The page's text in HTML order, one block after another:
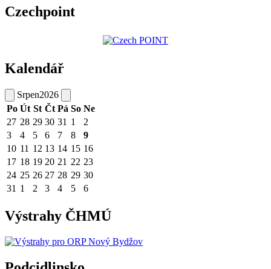
Czechpoint
Kalendář
Srpen2026
Po Út St Čt Pá So Ne
27 28 29 30 31 1
2
3
4 5 6 7 8
9
10 11 12 13 14 15 16
17 18 19 20 21 22 23
24 25 26 27 28 29 30
31 1 2 3 4 5 6
Výstrahy ČHMÚ